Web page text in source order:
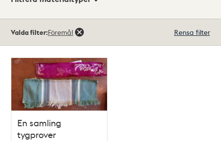
träffar
Valda filter:Föremål Rensa filter
En samling
tygprover